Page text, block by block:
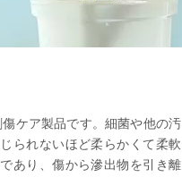
ケア製品です。細菌や他の汚
られないほど柔らかくて柔軟
あり、傷から滲出物を引き離